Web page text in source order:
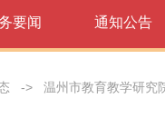
要闻 通知公告
-> 温州市教育教学研究